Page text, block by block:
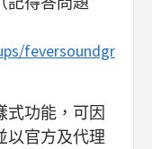
feversoundgr
式功能，可因
以官方及代理